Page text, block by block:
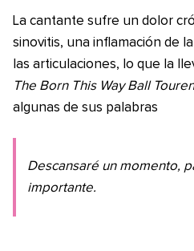
La cantante sufre un dolor
sinovitis, una inflamación de
las articulaciones, lo que la
The Born This Way Ball Touren
algunas de sus palabras
Descansaré un momento,
importante.